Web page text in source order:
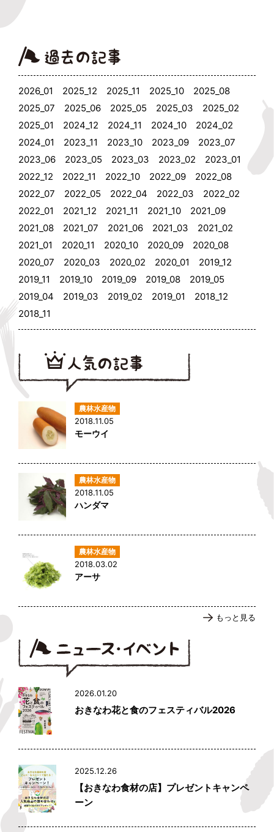
2026_01 2025_12 2025_11 2025_10
2025_08
2025_07
2025_06 2025_05 2025_03
2025_02
2025_01
2024_12 2024_11 2024_10
2024_02
2024_01
2023_11 2023_10 2023_09
2023_07
2023_06
2023_05 2023_03 2023_02
2023_01
2022_12
2022_11 2022_10 2022_09
2022_08
2022_07
2022_05 2022_04 2022_03
2022_02
2022_01
2021_12 2021_11 2021_10
2021_09
2021_08
2021_07 2021_06 2021_03
2021_02
2021_01
2020_11 2020_10 2020_09
2020_08
2020_07
2020_03 2020_02 2020_01
2019_12
2019_11
2019_10 2019_09 2019_08
2019_05
2019_04
2019_03 2019_02 2019_01
2018_12
2018_11
2018.11.05
モーウイ
2018.11.05
ハンダマ
2018.03.02
アーサ
もっと見る
2026.01.20
おきなわ花と食のフェスティバル2026
2025.12.26
【おきなわ食材の店】プレゼントキャンペ
ーン